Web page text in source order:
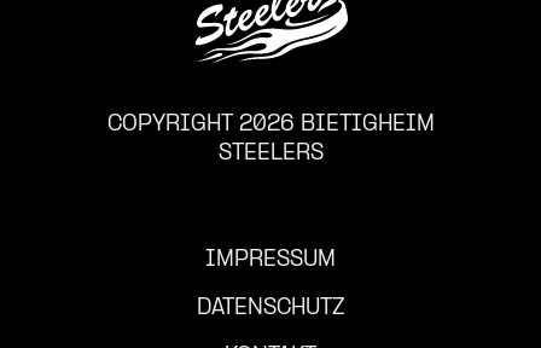
COPYRIGHT 2026 BIETIGHEIM
STEELERS
IMPRESSUM
DATENSCHUTZ